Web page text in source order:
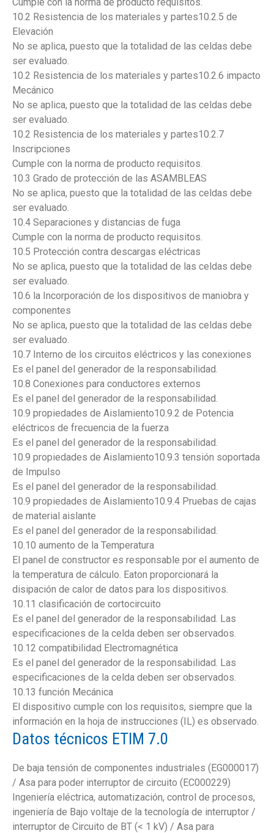
10.2 Resistencia de los materiales y partes10.2.5 de
Elevación
No se aplica, puesto que la totalidad de las celdas debe
ser evaluado.
10.2 Resistencia de los materiales y partes10.2.6 impacto
Mecánico
No se aplica, puesto que la totalidad de las celdas debe
ser evaluado.
10.2 Resistencia de los materiales y partes10.2.7
Inscripciones
Cumple con la norma de producto requisitos.
10.3 Grado de protección de las ASAMBLEAS
No se aplica, puesto que la totalidad de las celdas debe
ser evaluado.
10.4 Separaciones y distancias de fuga
Cumple con la norma de producto requisitos.
10.5 Protección contra descargas eléctricas
No se aplica, puesto que la totalidad de las celdas debe
ser evaluado.
10.6 la Incorporación de los dispositivos de maniobra y
componentes
No se aplica, puesto que la totalidad de las celdas debe
ser evaluado.
10.7 Interno de los circuitos eléctricos y las conexiones
Es el panel del generador de la responsabilidad.
10.8 Conexiones para conductores externos
Es el panel del generador de la responsabilidad.
10.9 propiedades de Aislamiento10.9.2 de Potencia
eléctricos de frecuencia de la fuerza
Es el panel del generador de la responsabilidad.
10.9 propiedades de Aislamiento10.9.3 tensión soportada
de Impulso
Es el panel del generador de la responsabilidad.
10.9 propiedades de Aislamiento10.9.4 Pruebas de cajas
de material aislante
Es el panel del generador de la responsabilidad.
10.10 aumento de la Temperatura
El panel de constructor es responsable por el aumento de
la temperatura de cálculo. Eaton proporcionará la
disipación de calor de datos para los dispositivos.
10.11 clasificación de cortocircuito
Es el panel del generador de la responsabilidad. Las
especificaciones de la celda deben ser observados.
10.12 compatibilidad Electromagnética
Es el panel del generador de la responsabilidad. Las
especificaciones de la celda deben ser observados.
10.13 función Mecánica
El dispositivo cumple con los requisitos, siempre que la
información en la hoja de instrucciones (IL) es observado.
Datos técnicos ETIM 7.0
De baja tensión de componentes industriales (EG000017)
/ Asa para poder interruptor de circuito (EC000229)
Ingeniería eléctrica, automatización, control de procesos,
ingeniería de Bajo voltaje de la tecnología de interruptor /
interruptor de Circuito de BT (< 1 kV) / Asa para